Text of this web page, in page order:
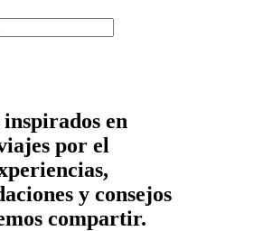
en
por el
y consejos
compartir.